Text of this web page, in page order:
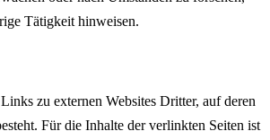
Tätigkeit hinweisen.
zu externen Websites Dritter, auf deren
Für die Inhalte der verlinkten Seiten ist